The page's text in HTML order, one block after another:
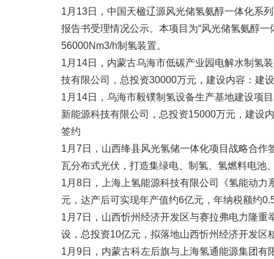
1月13日，中国天楹辽源风光储氢氨醇一体化系
报告书受理情况公示。本项目为“风光储氢氨醇
56000Nm3/h制氢装置。
1月14日，内蒙古乌海市低碳产业园电解水制氢
技有限公司，总投资30000万元，建设内容：建
1月14日，乌海市毅镤制氢设备生产基地建设项
新能源科技有限公司，总投资15000万元，建设
签约
1月7日，山西绛县风光氢储一体化项目战略合
瓦分布式光伏，打造集绿电、制氢、氢燃料电池
1月8日，上海上氢能源科技有限公司《氢能动
元，达产后可实现年产值约6亿元，年纳税额约
1月7日，山西忻州经济开发区与赛拉弗电力隆重
设，总投资10亿元，拟落地山西忻州经济开发区
1月9日，内蒙古科左后旗与上海氢通能源集团